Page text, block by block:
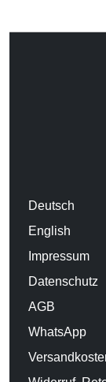
Deutsch
English
Impressum
Datenschutz
AGB
WhatsApp